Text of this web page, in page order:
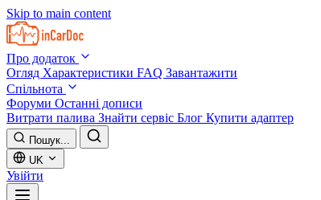
Skip to main content
Про додаток
Огляд Характеристики FAQ Завантажити
Спільнота
Форуми Останні дописи
Витрати палива Знайти сервіс Блог Купити адаптер
Пошук...
UK
Увійти